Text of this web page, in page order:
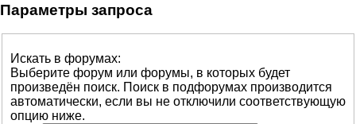
Параметры запроса
Искать в форумах:
Выберите форум или форумы, в которых будет
произведён поиск. Поиск в подфорумах производится
автоматически, если вы не отключили соответствующую
опцию ниже.